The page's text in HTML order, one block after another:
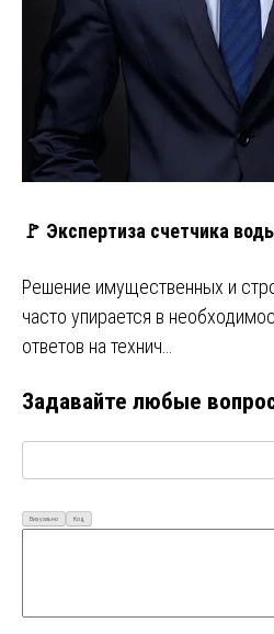
🚩 Экспертиза счетчика
Решение имущественных и
часто упирается в
ответов на технич…
Задавайте любые
Визуально Код